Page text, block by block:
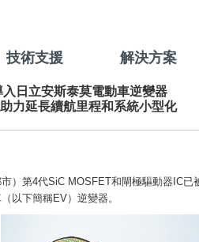
技術支援 解決方案
日立安斯泰莫電動車逆變器
力延長續航里程和系統小型化
）第4代SiC MOSFET和閘極驅動器IC
以下簡稱EV）逆變器。